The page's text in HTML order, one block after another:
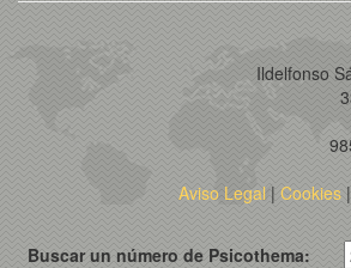
Ildelfonso
Aviso Legal| Cookies |
Buscar un número de Psicothema: